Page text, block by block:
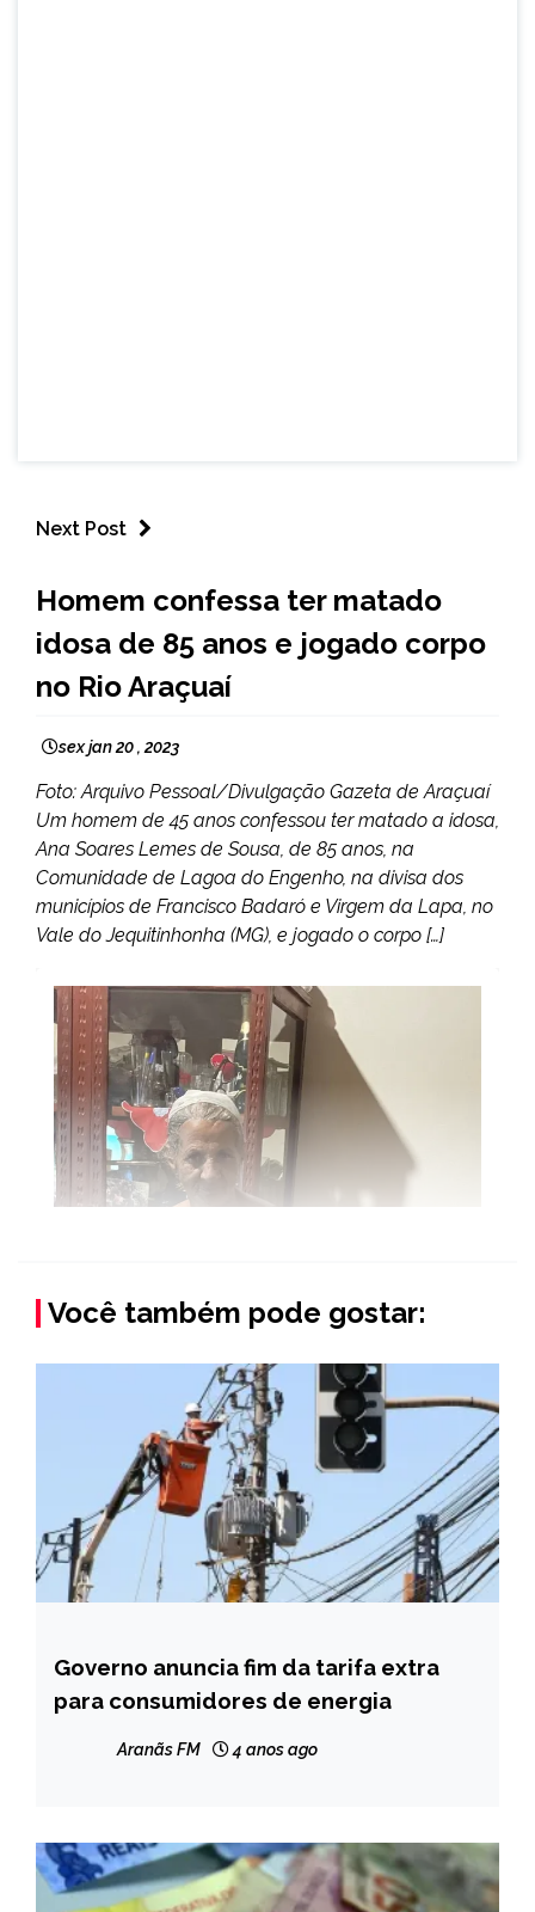
Next Post
MINAS
GERAIS
Homem confessa ter matado
idosa de 85 anos e jogado corpo
no Rio Araçuaí
sex jan 20 , 2023
Foto: Arquivo Pessoal/Divulgação Gazeta de Araçuaí
Um homem de 45 anos confessou ter matado a idosa,
Ana Soares Lemes de Sousa, de 85 anos, na
Comunidade de Lagoa do Engenho, na divisa dos
municípios de Francisco Badaró e Virgem da Lapa, no
Vale do Jequitinhonha (MG), e jogado o corpo […]
Você também pode gostar:
BRASIL
NOTÍCIAS
Governo anuncia fim da tarifa extra
para consumidores de energia
Aranãs FM 4 anos ago